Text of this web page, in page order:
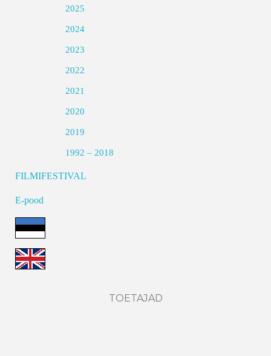
2025
2024
2023
2022
2021
2020
2019
1992 – 2018
FILMIFESTIVAL
E-pood
TOETAJAD